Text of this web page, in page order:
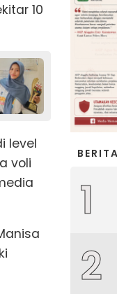
10
level
voli
1
2